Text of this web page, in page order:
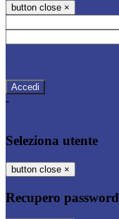
button close ×
-
Seleziona utente
button close ×
Recupero password